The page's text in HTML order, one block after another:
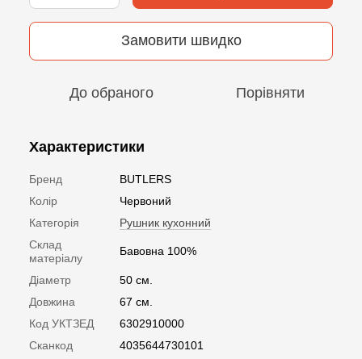
Замовити швидко
До обраного Порівняти
Характеристики
Бренд
BUTLERS
Колір
Червоний
Категорія
Рушник кухонний
Склад
матеріалу
Бавовна 100%
Діаметр
50 см.
Довжина
67 см.
Код УКТЗЕД
6302910000
Сканкод
4035644730101